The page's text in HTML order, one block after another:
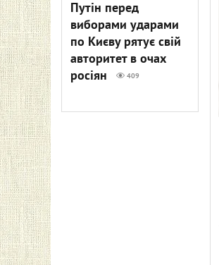
Путін перед
виборами ударами
по Києву рятує свій
авторитет в очах
росіян
409